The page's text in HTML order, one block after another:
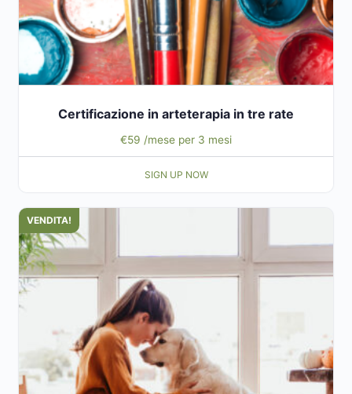
Certificazione in arteterapia in tre rate
€59 /mese per 3 mesi
SIGN UP NOW
VENDITA!